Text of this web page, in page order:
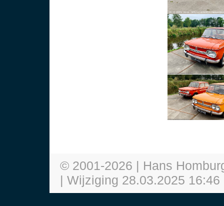
© 2001-2026 | Hans
| Wijziging 28.03.2025 16:46